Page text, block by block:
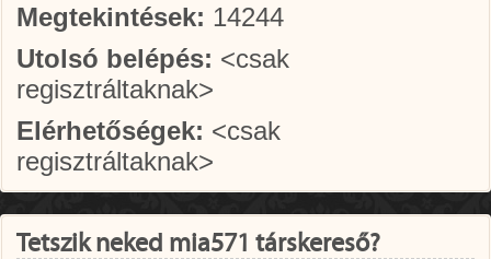
Megtekintések: 14244
Utolsó belépés: <csak
regisztráltaknak>
Elérhetőségek: <csak
regisztráltaknak>
Tetszik neked mia571 társkereső?